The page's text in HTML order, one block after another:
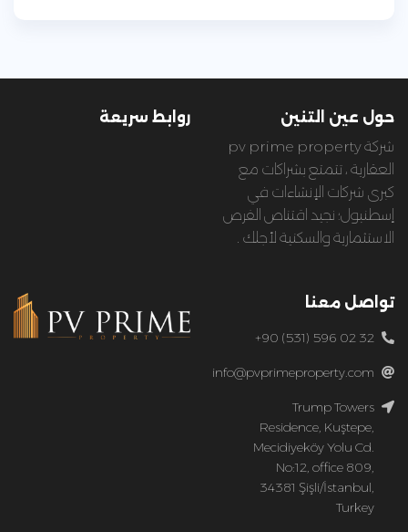
حول عين التنين
شركة pv prime property
العقارية ، تتمتع بشراكات مع
كبرى شركات الإنشاءات في
إسطنبول؛ نجيد اقتناص الفرص
الاستثمارية والسكنية لأجلك .
روابط سريعة
تواصل معنا
+90 (531) 596 02 32
info@pvprimeproperty.com
Trump Towers
Residence, Kuştepe,
Mecidiyeköy Yolu Cd.
No:12, office 809,
34381 Şişli/İstanbul,
Turkey